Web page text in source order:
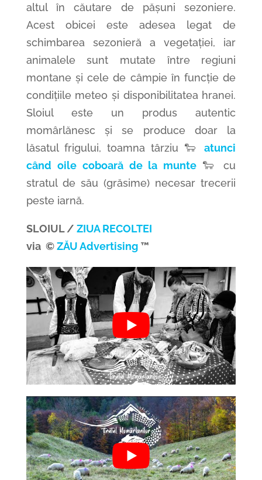
altul în căutare de pășuni sezoniere.
Acest obicei este adesea legat de
schimbarea sezonieră a vegetației, iar
animalelesunt mutate între regiuni
montane și cele de câmpie în funcție de
condițiile meteo și disponibilitatea hranei.
Sloiul este un produs autentic
momârlănesc și se produce doar la
lăsatul frigului, toamna târziu 🐑atunci
când oile coboară de la munte 🐑
cu
stratul de său (grăsime) necesar trecerii
peste iarnă.
SLOIUL / ZIUA RECOLTEI
via ©ZĂU Advertising™